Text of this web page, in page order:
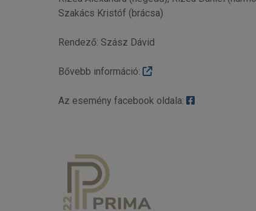
Szakács Kristóf (brácsa)
Rendező: Szász Dávid
Bővebb információ:
Az esemény facebook oldala: